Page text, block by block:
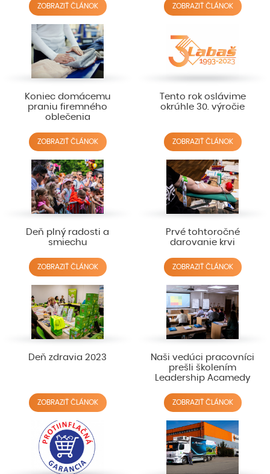
ZOBRAZIŤ ČLÁNOK ZOBRAZIŤ ČLÁNOK
Koniec domácemu
praniu firemného
oblečenia
ZOBRAZIŤ ČLÁNOK
Tento rok oslávime
okrúhle 30. výročie
ZOBRAZIŤ ČLÁNOK
Deň plný radosti a
smiechu
ZOBRAZIŤ ČLÁNOK
Prvé tohtoročné
darovanie krvi
ZOBRAZIŤ ČLÁNOK
Deň zdravia 2023
ZOBRAZIŤ ČLÁNOK
Naši vedúci pracovníci
prešli školením
Leadership Acamedy
ZOBRAZIŤ ČLÁNOK